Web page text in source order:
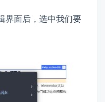
界面后，选中我们要